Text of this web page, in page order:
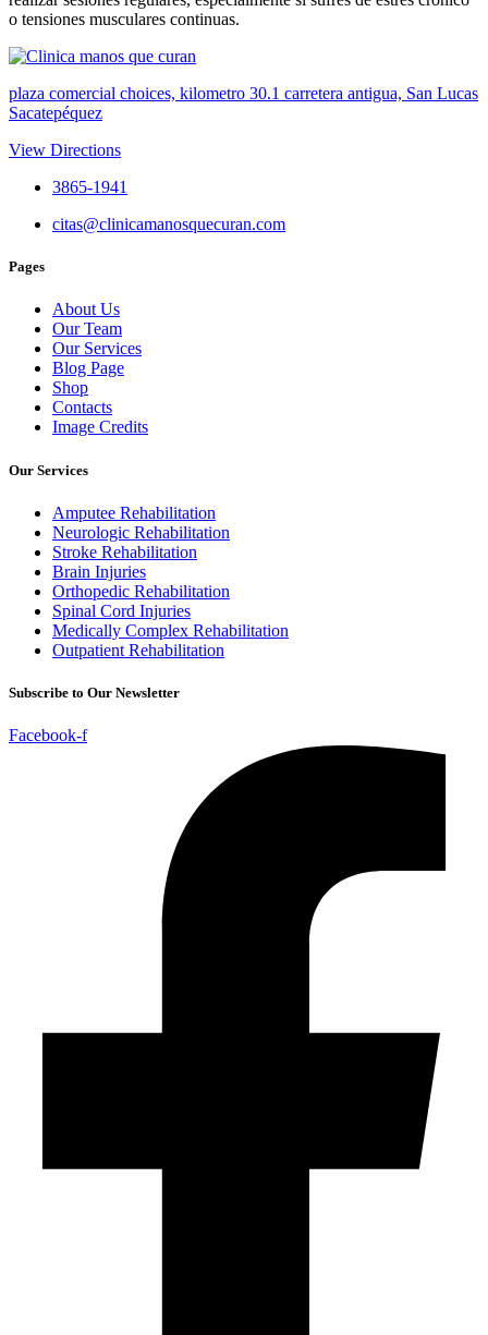
o tensiones musculares continuas.
plaza comercial choices, kilometro 30.1 carretera antigua, San Lucas
Sacatepéquez
View Directions
3865-1941
citas@clinicamanosquecuran.com
Pages
About Us
Our Team
Our Services
Blog Page
Shop
Contacts
Image Credits
Our Services
Amputee Rehabilitation
Neurologic Rehabilitation
Stroke Rehabilitation
Brain Injuries
Orthopedic Rehabilitation
Spinal Cord Injuries
Medically Complex Rehabilitation
Outpatient Rehabilitation
Subscribe to Our Newsletter
Facebook-f